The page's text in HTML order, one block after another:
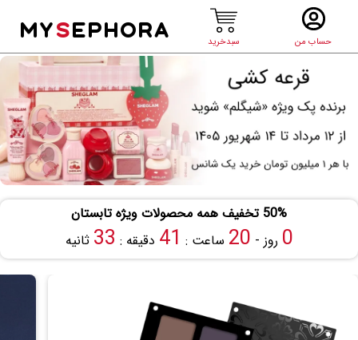
حساب من سبدخرید
MYSEPHORA
50% تخفیف همه محصولات ویژه تابستان
0 روز - 20 ساعت : 41 دقیقه : 33 ثانیه